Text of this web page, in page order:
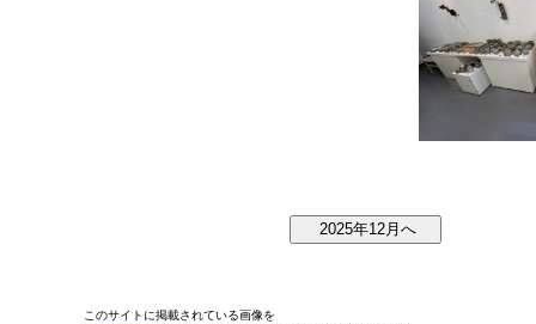
このサイトに掲載されている画像を